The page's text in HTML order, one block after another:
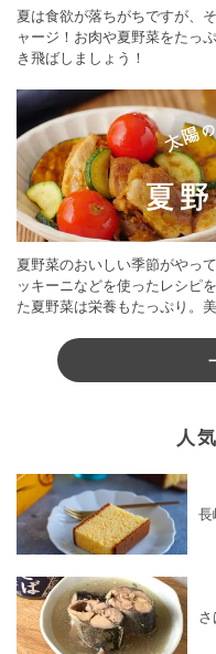
夏は食欲が落ちがちですが、
ャージ！お肉や夏野菜をたっ
き飛ばしましょう！
夏野菜のおいしい季節がやっ
ッキーニなどを使ったレシピ
た夏野菜は栄養もたっぷり。
人
長